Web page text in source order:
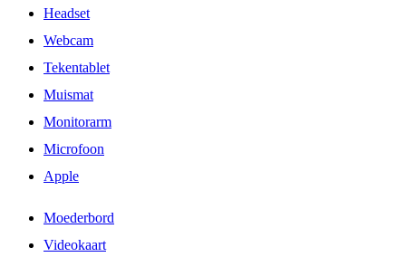
Headset
Webcam
Tekentablet
Muismat
Monitorarm
Microfoon
Apple
Moederbord
Videokaart